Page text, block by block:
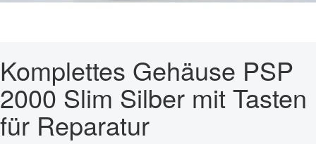
Komplettes Gehäuse PSP
2000 Slim Silber mit Tasten
für Reparatur